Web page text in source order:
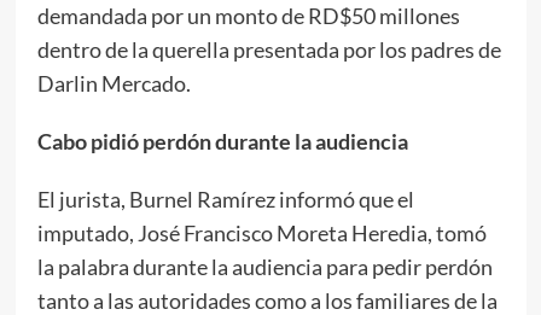
demandada por un monto de RD$50 millones
dentro de la querella presentada por los padres de
Darlin Mercado.
Cabo pidió perdón durante la audiencia
El jurista, Burnel Ramírez informó que el
imputado, José Francisco Moreta Heredia, tomó
la palabra durante la audiencia para pedir perdón
tanto a las autoridades como a los familiares de la